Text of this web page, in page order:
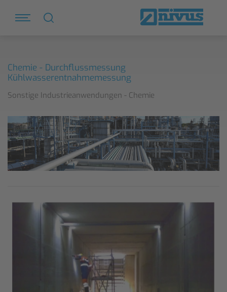
Chemie - Durchflussmessung
Kühlwasserentnahmemessung
Sonstige Industrieanwendungen - Chemie